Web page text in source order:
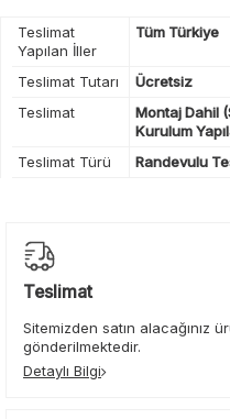
Teslimat
Yapılan İller
Tüm Türkiye
Teslimat Tutarı
Ücretsiz
Teslimat
Montaj Dahil
Kurulum
Teslimat Türü
Randevulu
Teslimat
Sitemizden satın alacağınız
gönderilmektedir.
Detaylı Bilgi